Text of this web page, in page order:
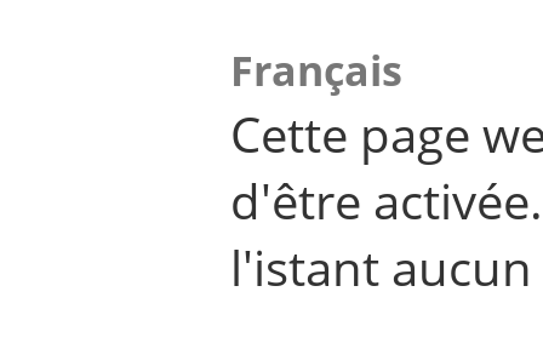
Français
Cette page
d'être
l'istant